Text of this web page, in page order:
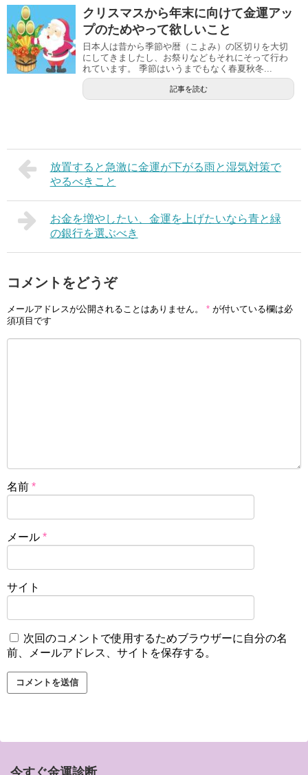
クリスマスから年末に向けて金運アッ
プのためやって欲しいこと
日本人は昔から季節や暦（こよみ）の区切りを大切
にしてきましたし、お祭りなどもそれにそって行わ
れています。 季節はいうまでもなく春夏秋冬...
記事を読む
放置すると急激に金運が下がる雨と湿気対策で
やるべきこと
お金を増やしたい、金運を上げたいなら青と緑
の銀行を選ぶべき
コメントをどうぞ
メールアドレスが公開されることはありません。 * が付いている欄は必
須項目です
名前 *
メール *
サイト
次回のコメントで使用するためブラウザーに自分の名
前、メールアドレス、サイトを保存する。